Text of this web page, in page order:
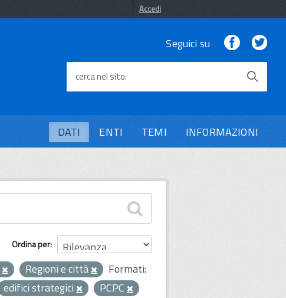
Accedi
Seguici su Facebook
cerca nel sito
DATI ENTI TEMI INFORMAZIONI
Ordina per
Regioni e città
Formati:
edifici strategici
PCPC